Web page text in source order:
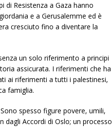
di Resistenza a Gaza hanno
e a Gerusalemme ed è
cresciuto fino a diventare la
un solo riferimento a principi
assicurata. I riferimenti che ha
ai riferimenti a tutti i palestinesi,
famiglia.
spesso figure povere, umili,
dagli Accordi di Oslo; un processo